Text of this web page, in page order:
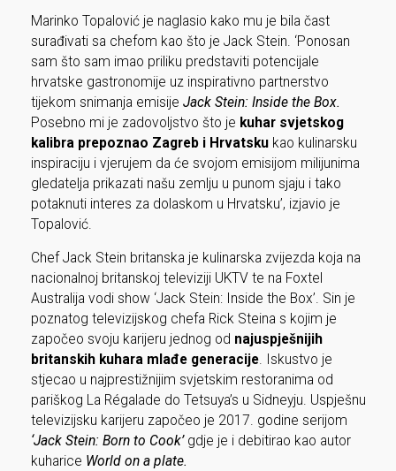
Marinko Topalović je naglasio kako mu je bila čast
surađivati sa chefom kao što je Jack Stein. ‘Ponosan
sam što sam imao priliku predstaviti potencijale
hrvatske gastronomije uz inspirativno partnerstvo
tijekom snimanja emisije Jack Stein: Inside the Box.
Posebno mi je zadovoljstvo što je kuhar svjetskog
kalibra prepoznao Zagreb i Hrvatskukao kulinarsku
inspiraciju i vjerujem da će svojom emisijom milijunima
gledatelja prikazati našu zemlju u punom sjaju i tako
potaknuti interes za dolaskom u Hrvatsku’, izjavio je
Topalović.
Chef Jack Stein britanska je kulinarska zvijezda koja na
nacionalnoj britanskoj televiziji UKTV te na Foxtel
Australija vodi show ‘Jack Stein: Inside the Box’. Sin je
poznatog televizijskog chefa Rick Steina s kojim je
započeo svoju karijeru jednog od najuspješnijih
britanskih kuhara mlađe generacije. Iskustvo je
stjecao u najprestižnijim svjetskim restoranima od
pariškog La Régalade do Tetsuya’s u Sidneyju. Uspješnu
televizijsku karijeru započeo je 2017. godine serijom
‘Jack Stein: Born to Cook’gdje je i debitirao kao autor
kuharice World on a plate.